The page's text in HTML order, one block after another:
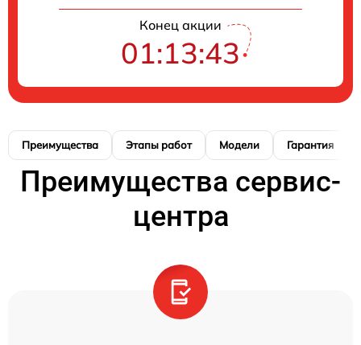
Конец акции
01:13:41
Преимущества Этапы работ Модели Гарантия
Преимущества сервис-
центра